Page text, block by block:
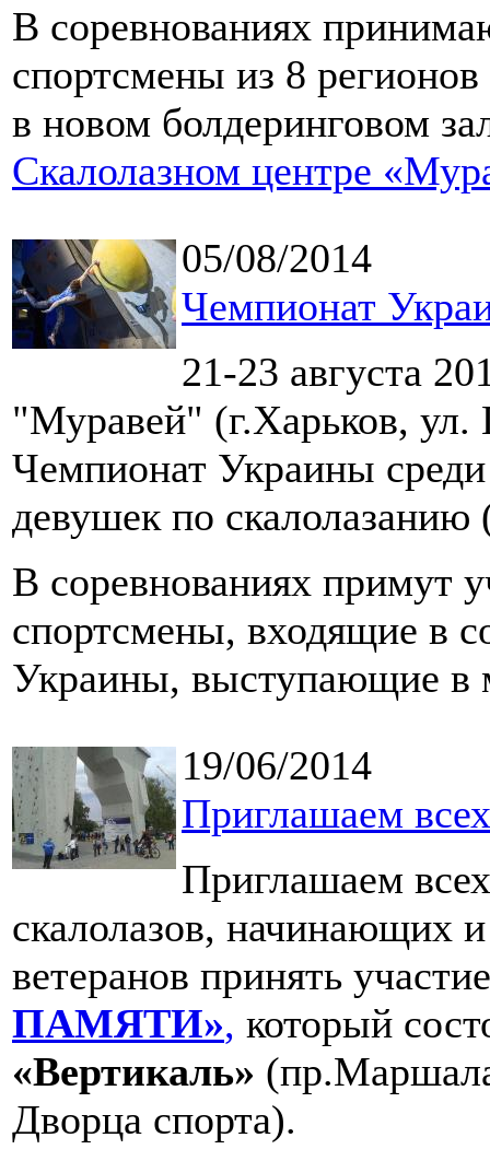
В соревнованиях
спортсмены из 8
в новом болдеринговом
Скалолазном центре
05/08/2014
Чемпионат
21-23 августа
"Муравей" (г.Харьков,
Чемпионат Украины
девушек по скалолазанию
В соревнованиях примут
спортсмены, входящие в
Украины, выступающие в
19/06/2014
Приглашаем
Приглашаем
скалолазов, начинающих
ветеранов принять
ПАМЯТИ», который
«Вертикаль»
Дворца спорта).